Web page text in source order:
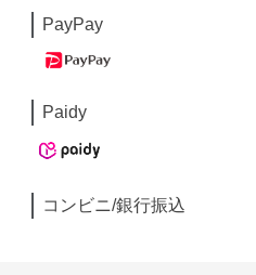
PayPay
Paidy
コンビニ/銀行振込